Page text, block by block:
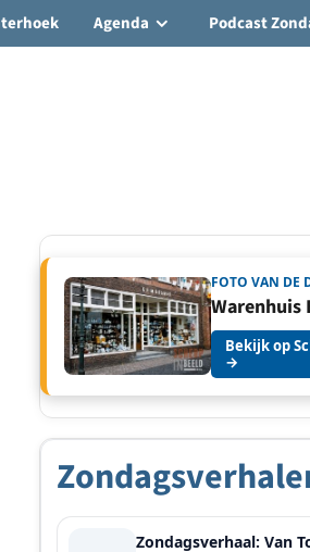
Agenda Podcast
FOTO VAN DE
Warenhuis
Bekijk op
→
Zondagsverhaal: Van